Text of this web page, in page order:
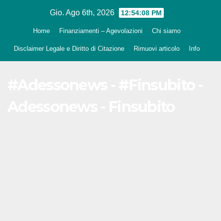
Gio. Ago 6th, 2026 12:54:09 PM
Home Finanziamenti – Agevolazioni Chi siamo
Disclaimer Legale e Diritto di Citazione Rimuovi articolo Info